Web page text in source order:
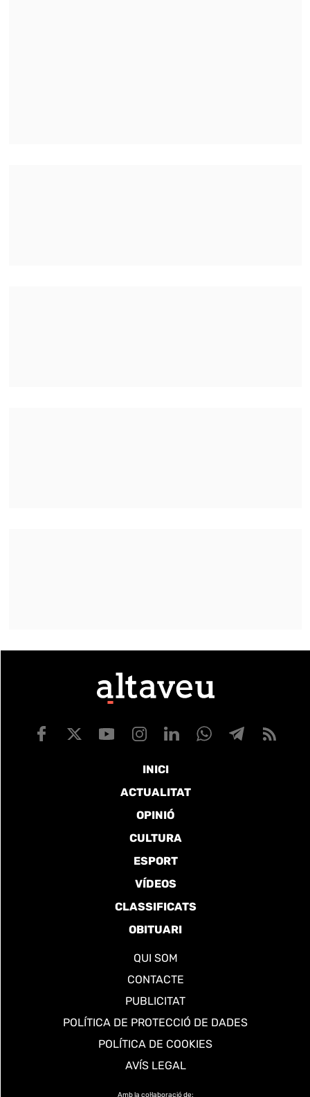
INICI
ACTUALITAT
OPINIÓ
CULTURA
ESPORT
VÍDEOS
CLASSIFICATS
OBITUARI
QUI SOM
CONTACTE
PUBLICITAT
POLÍTICA DE PROTECCIÓ DE DADES
POLÍTICA DE COOKIES
AVÍS LEGAL
Amb la col·laboració de: